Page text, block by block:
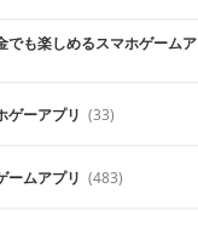
でも楽しめるスマホゲームア
ゲーアプリ (33)
ームアプリ (483)